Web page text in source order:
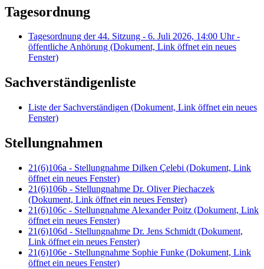
Tagesordnung
Tagesordnung der 44. Sitzung - 6. Juli 2026, 14:00 Uhr -
öffentliche Anhörung (Dokument, Link öffnet ein neues
Fenster)
Sachverständigenliste
Liste der Sachverständigen (Dokument, Link öffnet ein neues
Fenster)
Stellungnahmen
21(6)106a - Stellungnahme Dilken Çelebi (Dokument, Link
öffnet ein neues Fenster)
21(6)106b - Stellungnahme Dr. Oliver Piechaczek
(Dokument, Link öffnet ein neues Fenster)
21(6)106c - Stellungnahme Alexander Poitz (Dokument, Link
öffnet ein neues Fenster)
21(6)106d - Stellungnahme Dr. Jens Schmidt (Dokument,
Link öffnet ein neues Fenster)
21(6)106e - Stellungnahme Sophie Funke (Dokument, Link
öffnet ein neues Fenster)